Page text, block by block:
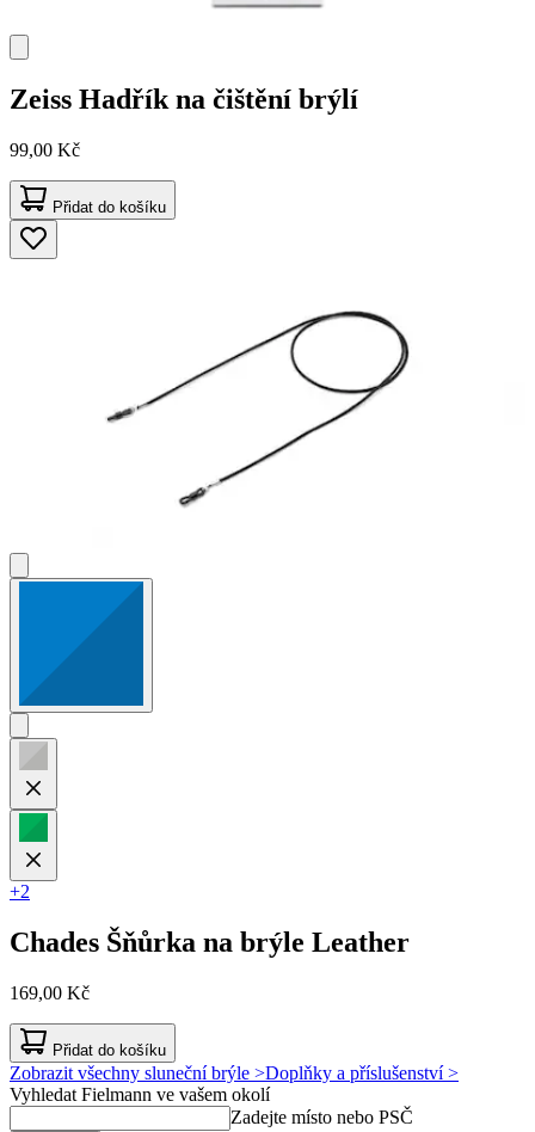
Zeiss Hadřík na čištění brýlí
99,00 Kč
Přidat do košíku
+2
Chades Šňůrka na brýle Leather
169,00 Kč
Přidat do košíku
Zobrazit všechny sluneční brýle >Doplňky a příslušenství >
Vyhledat Fielmann ve vašem okolí
Zadejte místo nebo PSČ